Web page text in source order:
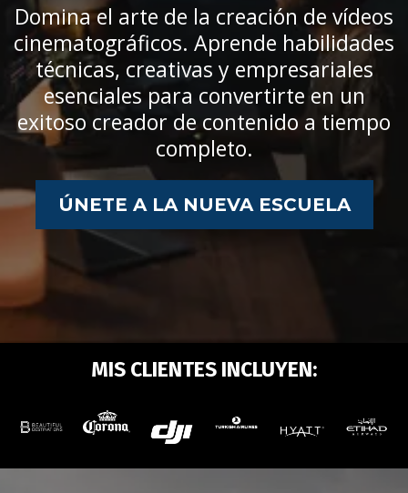
Domina el arte de la creación de vídeos
cinematográficos. Aprende habilidades
técnicas, creativas y empresariales
esenciales para convertirte en un
exitoso creador de contenido a tiempo
completo.
ÚNETE A LA NUEVA ESCUELA
MIS CLIENTES INCLUYEN: